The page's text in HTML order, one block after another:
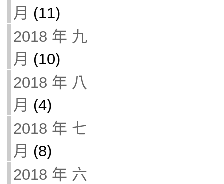
月 (11)
2018 年 九
月 (10)
2018 年 八
月 (4)
2018 年 七
月 (8)
2018 年 六